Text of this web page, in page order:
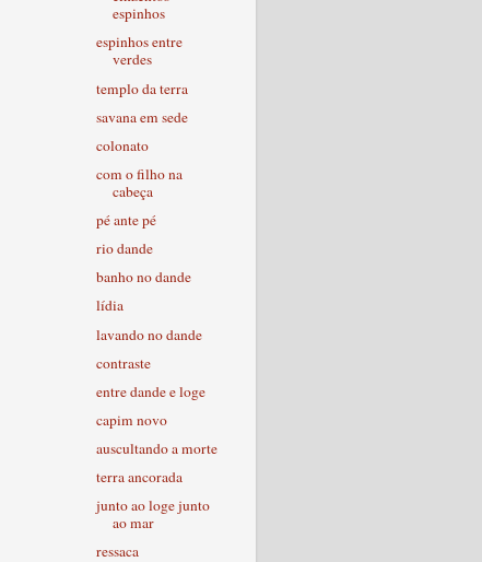
espinhos
espinhos entre
verdes
templo da terra
savana em sede
colonato
com o filho na
cabeça
pé ante pé
rio dande
banho no dande
lídia
lavando no dande
contraste
entre dande e loge
capim novo
auscultando a morte
terra ancorada
junto ao loge junto
ao mar
ressaca